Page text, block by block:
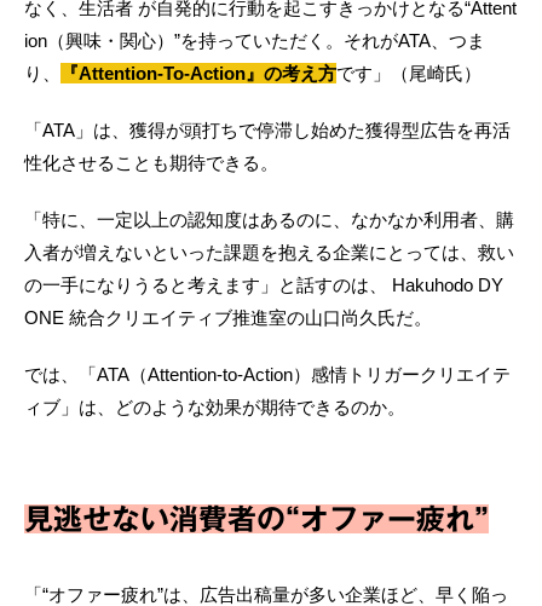
なく、生活者 が自発的に行動を起こすきっかけとなる“Attent
ion（興味・関心）”を持っていただく。それがATA、つま
り、
『Attention-To-Action』の考え方です」（尾崎氏）
「ATA」は、獲得が頭打ちで停滞し始めた獲得型広告を再活
性化させることも期待できる。
「特に、一定以上の認知度はあるのに、なかなか利用者、購
入者が増えないといった課題を抱える企業にとっては、救い
の一手になりうると考えます」と話すのは、 Hakuhodo DY
ONE 統合クリエイティブ推進室の山口尚久氏だ。
では、「ATA（Attention-to-Action）感情トリガークリエイテ
ィブ」は、どのような効果が期待できるのか。
見逃せない消費者の“オファー疲れ”
「“オファー疲れ”は、広告出稿量が多い企業ほど、早く陥っ